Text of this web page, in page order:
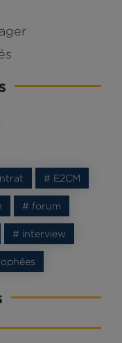
# E2CM
# forum
# interview